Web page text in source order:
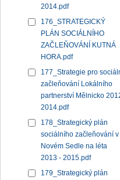
2014.pdf
176_STRATEGICKÝ
PLÁN SOCIÁLNÍHO
ZAČLEŇOVÁNÍ KUTNÁ
HORA.pdf
177_Strategie pro
začleňování Lokálního
partnerství Mělnicko
2014.pdf
178_Strategický plán
sociálního začleňování v
Novém Sedle na léta
2013 - 2015.pdf
179_Strategický plán